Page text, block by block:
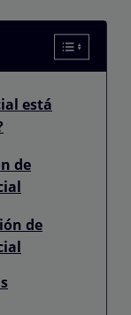
está
de
de